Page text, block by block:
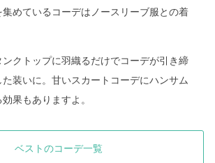
集めているコーデはノースリーブ服との着
クトップに羽織るだけでコーデが引き締
た装いに。甘いスカートコーデにハンサム
果もありますよ。
ベストのコーデ一覧